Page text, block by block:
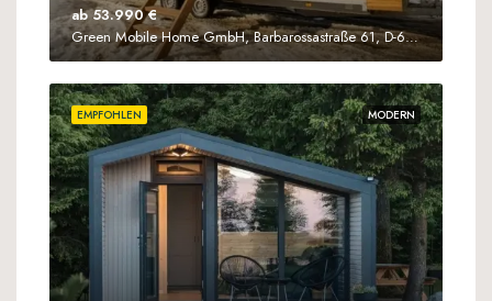
ab 53.990 €
Green Mobile Home GmbH, Barbarossastraße 61, D-63571 Gelnhausen
MODERN
EMPFOHLEN